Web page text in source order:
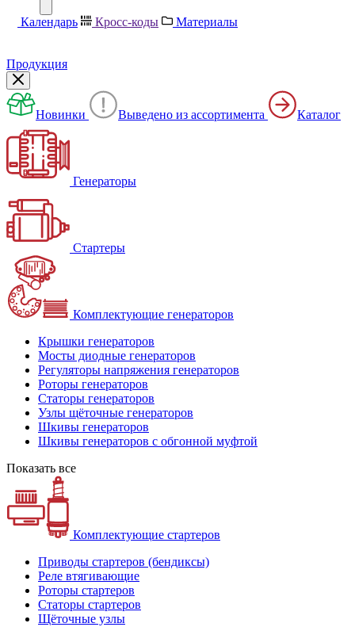
Календарь Кросс-коды Материалы
Продукция
Новинки Выведено из ассортимента Каталог
Генераторы
Стартеры
Комплектующие генераторов
Крышки генераторов
Мосты диодные генераторов
Регуляторы напряжения генераторов
Роторы генераторов
Статоры генераторов
Узлы щёточные генераторов
Шкивы генераторов
Шкивы генераторов с обгонной муфтой
Показать все
Комплектующие стартеров
Приводы стартеров (бендиксы)
Реле втягивающие
Роторы стартеров
Статоры стартеров
Щёточные узлы